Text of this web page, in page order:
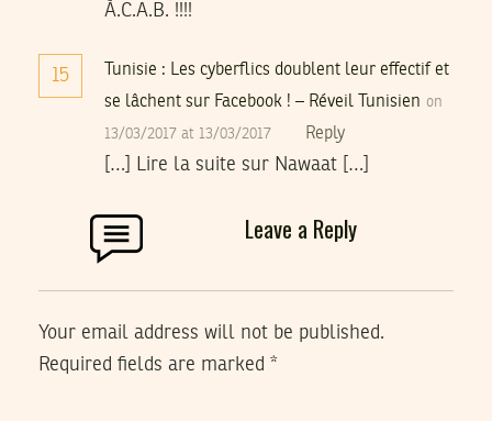
À.C.A.B. !!!!
15
Tunisie : Les cyberflics doublent leur effectif et
se lâchent sur Facebook ! – Réveil Tunisien on
13/03/2017 at 13/03/2017 Reply
[…] Lire la suite sur Nawaat […]
Leave a Reply
Your email address will not be published.
Required fields are marked *